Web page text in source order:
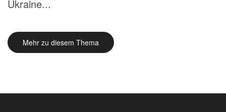
Ukraine...
Mehr zu diesem Thema